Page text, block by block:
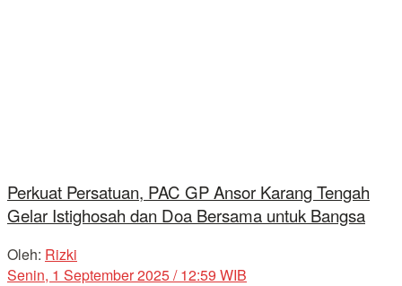
Perkuat Persatuan, PAC GP Ansor Karang Tengah
Gelar Istighosah dan Doa Bersama untuk Bangsa
Oleh: Rizki
Senin, 1 September 2025 / 12:59 WIB